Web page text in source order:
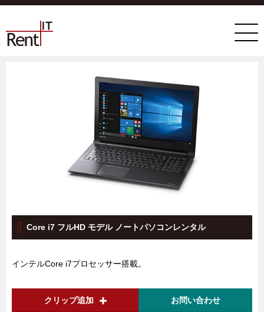
Core i7 フルHD モデル ノートパソコンレンタル
インテルCore i7プロセッサー搭載。
クリップ追加 お問い合わせ